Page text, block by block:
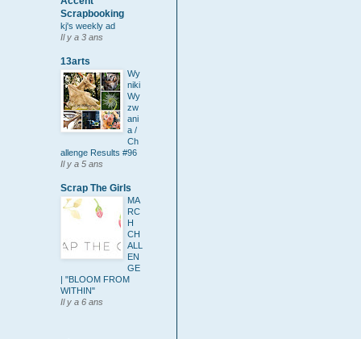
Scrapbooking
kj's weekly ad
Il y a 3 ans
13arts
Wy
niki
Wy
zw
ani
a /
Ch
allenge Results #96
Il y a 5 ans
Scrap The Girls
MA
RC
H
CH
ALL
EN
GE
| "BLOOM FROM
WITHIN"
Il y a 6 ans